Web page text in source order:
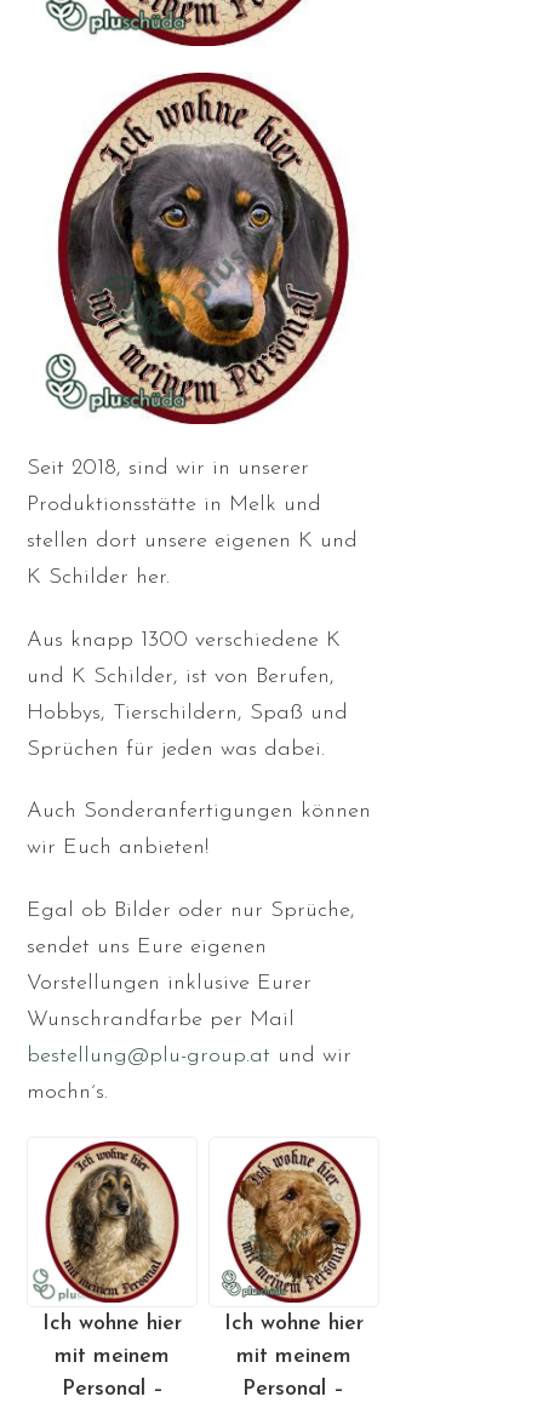
Seit 2018, sind wir in unserer
Produktionsstätte in Melk und
stellen dort unsere eigenen K und
K Schilder her.
Aus knapp 1300 verschiedene K
und K Schilder, ist von Berufen,
Hobbys, Tierschildern, Spaß und
Sprüchen für jeden was dabei.
Auch Sonderanfertigungen können
wir Euch anbieten!
Egal ob Bilder oder nur Sprüche,
sendet uns Eure eigenen
Vorstellungen inklusive Eurer
Wunschrandfarbe per Mail
bestellung@plu-group.at und wir
mochn´s.
Ich wohne hier
mit meinem
Personal –
Ich wohne hier
mit meinem
Personal –